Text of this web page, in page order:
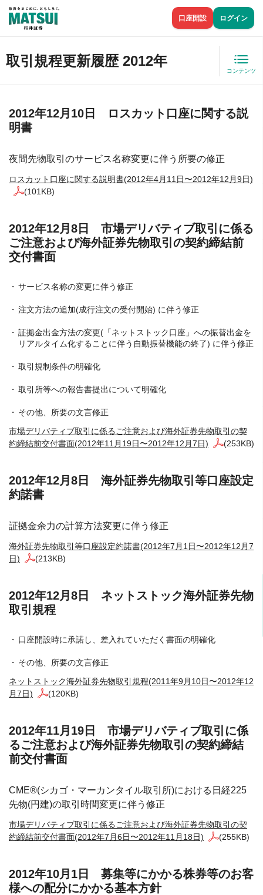
口座開設 ログイン
取引規程更新履歴 2012年
コンテンツ
2012年12月10日 ロスカット口座に関する説
明書
夜間先物取引のサービス名称変更に伴う所要の修正
ロスカット口座に関する説明書(2012年4月11日〜2012年12月9日)
(101KB)
2012年12月8日 市場デリバティブ取引に係る
ご注意および海外証券先物取引の契約締結前
交付書面
サービス名称の変更に伴う修正
注文方法の追加(成行注文の受付開始) に伴う修正
証拠金出金方法の変更(「ネットストック口座」への振替出金を
リアルタイム化することに伴う自動振替機能の終了) に伴う修正
取引規制条件の明確化
取引所等への報告書提出について明確化
その他、所要の文言修正
市場デリバティブ取引に係るご注意および海外証券先物取引の契
約締結前交付書面(2012年11月19日〜2012年12月7日)
(253KB)
2012年12月8日 海外証券先物取引等口座設定
約諾書
証拠金余力の計算方法変更に伴う修正
海外証券先物取引等口座設定約諾書(2012年7月1日〜2012年12月7
日)
(213KB)
2012年12月8日 ネットストック海外証券先物
取引規程
口座開設時に承諾し、差入れていただく書面の明確化
その他、所要の文言修正
ネットストック海外証券先物取引規程(2011年9月10日〜2012年12
月7日)
(120KB)
2012年11月19日 市場デリバティブ取引に係
るご注意および海外証券先物取引の契約締結
前交付書面
CME®(シカゴ・マーカンタイル取引所)における日経225
先物(円建)の取引時間変更に伴う修正
市場デリバティブ取引に係るご注意および海外証券先物取引の契
約締結前交付書面(2012年7月6日〜2012年11月18日)
(255KB)
2012年10月1日 募集等にかかる株券等のお客
様への配分にかかる基本方針